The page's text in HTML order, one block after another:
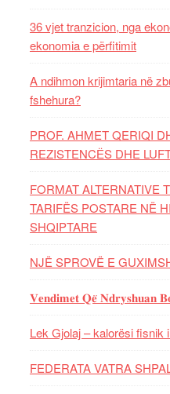
36 vjet tranzicion, nga
ekonomia e përfitimit
A ndihmon krijimtaria në
fshehura?
PROF. AHMET QERIQI
REZISTENCЁS DHE
FORMAT ALTERNATIVE
TARIFËS POSTARE NË
SHQIPTARE
NJË SPROVË E
𝐕𝐞𝐧𝐝𝐢𝐦𝐞𝐭 𝐐𝐞̈ 𝐍𝐝𝐫𝐲𝐬𝐡𝐮𝐚𝐧
Lek Gjolaj – kalorësi fisnik
FEDERATA VATRA